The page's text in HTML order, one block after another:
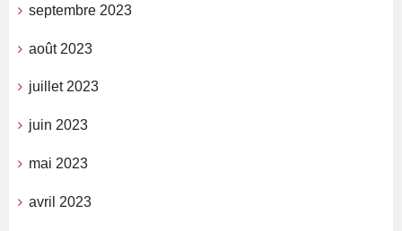
septembre 2023
août 2023
juillet 2023
juin 2023
mai 2023
avril 2023